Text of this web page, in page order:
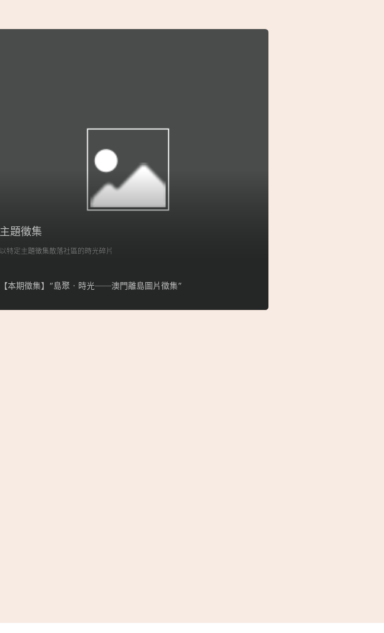
主題徵集
以特定主題徵集散落社區的時光碎片
【本期徵集】“島聚‧時光──澳門離島圖片徵集”